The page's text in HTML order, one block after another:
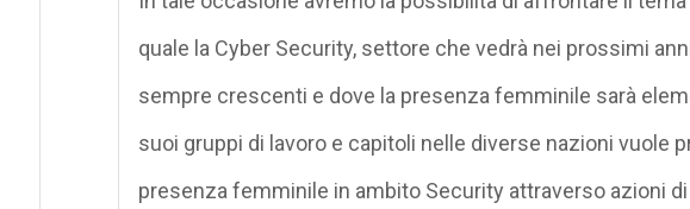
quale la Cyber Security, settore che vedrà nei prossimi
sempre crescenti e dove la presenza femminile sarà
suoi gruppi di lavoro e capitoli nelle diverse nazioni vuole
presenza femminile in ambito Security attraverso azioni